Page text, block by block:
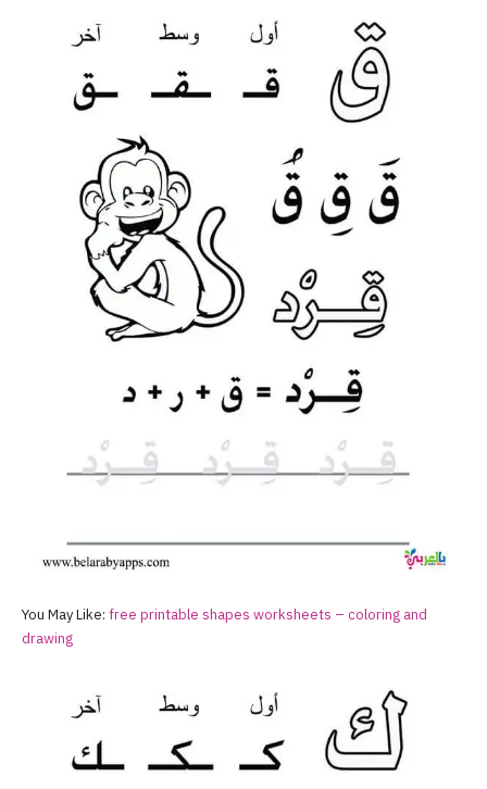
You May Like: free printable shapes worksheets – coloring and
drawing